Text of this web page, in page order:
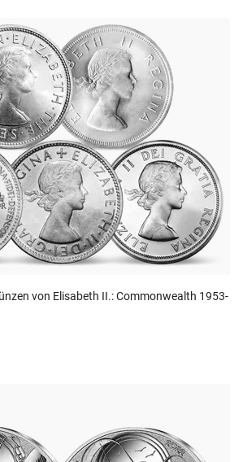
von Elisabeth II.: Commonwealth 1953-